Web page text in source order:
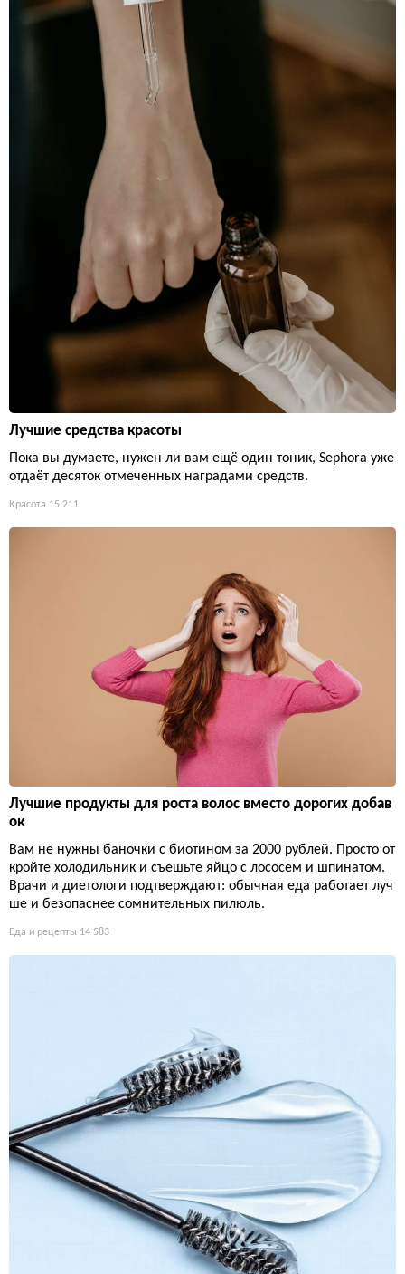
Лучшие средства красоты
Пока вы думаете, нужен ли вам ещё один тоник, Sephora уже
отдаёт десяток отмеченных наградами средств.
Красота 15 211
Лучшие продукты для роста волос вместо дорогих добав
ок
Вам не нужны баночки с биотином за 2000 рублей. Просто от
кройте холодильник и съешьте яйцо с лососем и шпинатом.
Врачи и диетологи подтверждают: обычная еда работает луч
ше и безопаснее сомнительных пилюль.
Еда и рецепты 14 583